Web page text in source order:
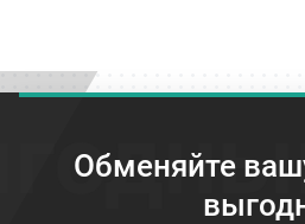
Обменяйте